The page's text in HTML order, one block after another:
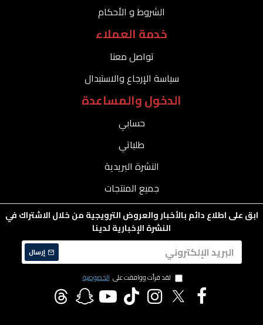
الشروط و الأحكام
خدمة العملاء
تواصل معنا
سياسة الإرجاع والاستبدال
الدخول والمساعدة
حسابي
طلباتي
النشرة البريدية
جميع المنتجات
ابق على اطلاع دائم بالأخبار والعروض الترويجية من خلال الاشتراك في
النشرة الإخبارية لدينا
إرسال
لقد قرأت ووافقت على الخصوصية